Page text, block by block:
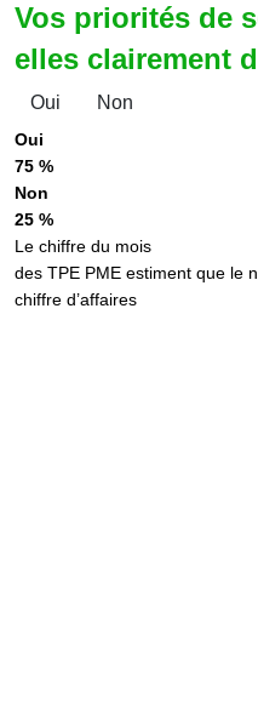
Vos priorités de
elles clairement
Oui Non
Oui
75 %
Non
25 %
Le chiffre du mois
des TPE PME estiment que le
chiffre d’affaires